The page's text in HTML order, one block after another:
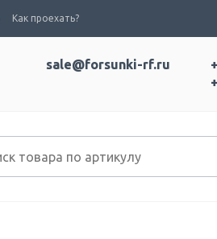
Как проехать?
sale@forsunki-rf.ru